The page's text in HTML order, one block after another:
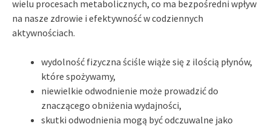
wielu procesach metabolicznych, co ma bezpośredni wpływ
na nasze zdrowie i efektywność w codziennych
aktywnościach.
wydolność fizyczna ściśle wiąże się z ilością płynów,
które spożywamy,
niewielkie odwodnienie może prowadzić do
znaczącego obniżenia wydajności,
skutki odwodnienia mogą być odczuwalne jako